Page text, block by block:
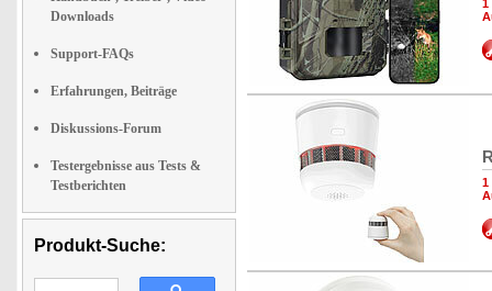
Downloads
Support-FAQs
Erfahrungen, Beiträge
Diskussions-Forum
Testergebnisse aus Tests &
Testberichten
Produkt-Suche:
1
1